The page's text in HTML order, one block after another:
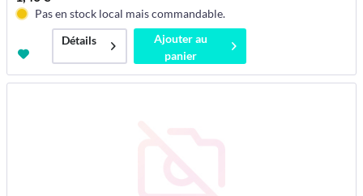
Pas en stock local mais commandable.
Détails
Ajouter au
panier